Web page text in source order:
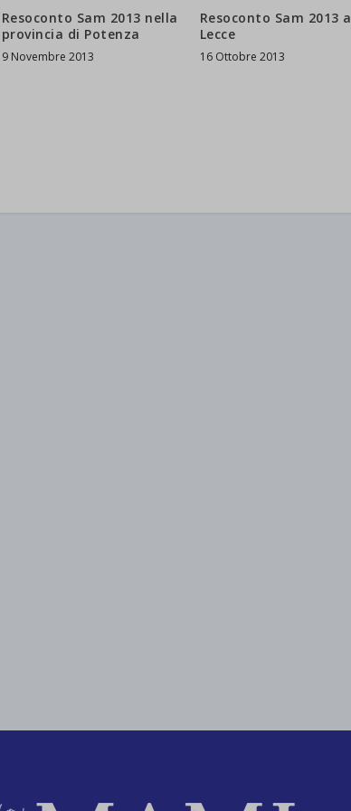
Resoconto Sam 2013 nella
provincia di Potenza
9 Novembre 2013
Resoconto Sam 2013 a
Lecce
16 Ottobre 2013